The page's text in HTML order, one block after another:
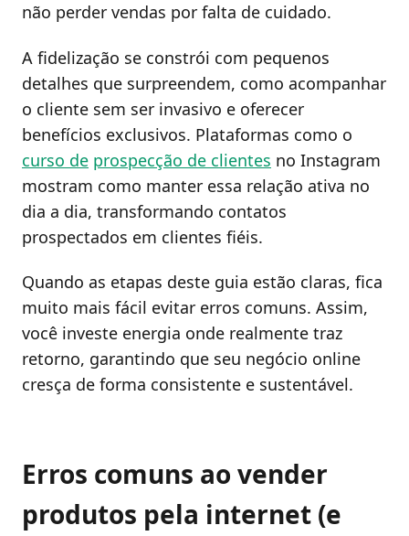
não perder vendas por falta de cuidado.
A fidelização se constrói com pequenos
detalhes que surpreendem, como acompanhar
o cliente sem ser invasivo e oferecer
benefícios exclusivos. Plataformas como o
curso de prospecção de clientes no Instagram
mostram como manter essa relação ativa no
dia a dia, transformando contatos
prospectados em clientes fiéis.
Quando as etapas deste guia estão claras, fica
muito mais fácil evitar erros comuns. Assim,
você investe energia onde realmente traz
retorno, garantindo que seu negócio online
cresça de forma consistente e sustentável.
Erros comuns ao vender
produtos pela internet (e